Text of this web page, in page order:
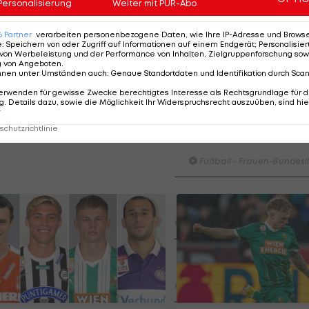
leichteste Los erwischt Sturm Graz mit einem
Vienna.
7. Februar 2021 statt. Das Halbfinale ist für 2. bis 3.
Graz
FC Blau-Weiß Linz - FC
Innsbruck
Fußball - ADMIRAL 2. Liga
Highlights: Blau-Weiß schenkt
Wacker drei Tore ein
Fußball - ADMIRAL 2. Liga
Weiter mit PUR-Abo
Partner verarbeiten personenbezogene Daten, wie Ihre IP-Adresse und
: Speichern von oder Zugriff auf Informationen auf einem Endgerät;
Werbeleistung und der Performance von Inhalten, Zielgruppenforschung
von Angeboten.
unter Umständen auch: Genaue Standortdaten und Identifikation durch
für gewisse Zwecke berechtigtes Interesse als Rechtsgrundlage für
Details dazu, sowie die Möglichkeit Ihr Widerspruchsrecht auszuüben, sind